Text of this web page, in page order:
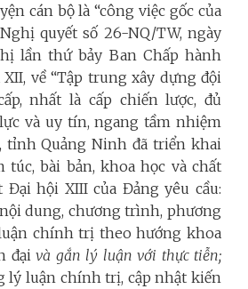
cán bộ là “công việc gốc của
quyết số 26-NQ/TW, ngày
lần thứ bảy Ban Chấp hành
về “Tập trung xây dựng đội
nhất là cấp chiến lược, đủ
và uy tín, ngang tầm nhiệm
tỉnh Quảng Ninh đã triển khai
bài bản, khoa học và chất
Đại hội XIII của Đảng yêu cầu:
dung, chương trình, phương
chính trị theo hướng khoa
đạivà gắn lý luận với thực tiễn;
lý luận chính trị, cập nhật kiến